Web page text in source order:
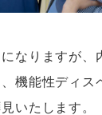
なりますが、
、機能性ディ
いたします。